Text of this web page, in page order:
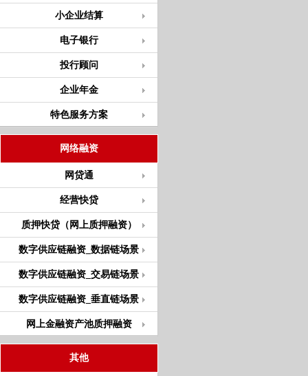
小企业结算
电子银行
投行顾问
企业年金
特色服务方案
网络融资
网贷通
经营快贷
质押快贷（网上质押融资）
数字供应链融资_数据链场景
数字供应链融资_交易链场景
数字供应链融资_垂直链场景
网上金融资产池质押融资
其他